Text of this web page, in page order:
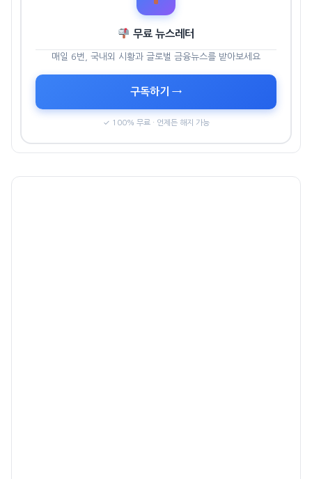
무료 뉴스레터
매일 6번, 국내외 시황과 글로벌 금융뉴스를 받아보세요
구독하기 →
✓ 100% 무료 · 언제든 해지 가능